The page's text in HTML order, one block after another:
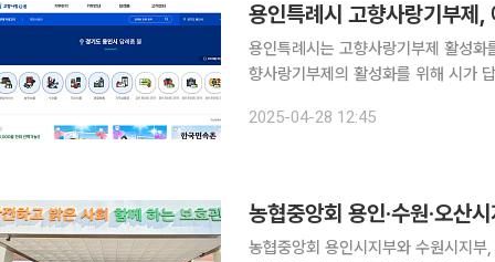
용인특례시 고향사랑기부제,
용인특례시는 고향사랑기부제 활성화
향사랑기부제의 활성화를 위해 시가
향사랑기부제를 통해 제공하는 답례
2025-04-28 12:45
농협중앙회 용인·수원·오산
농협중앙회 용인시지부와 수원시지부, 오산시지